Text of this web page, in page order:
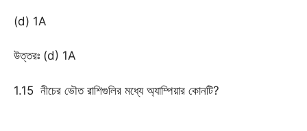
(d) 1A
উত্তরঃ (d) 1A
1.15 নীচের ভৌত রাশিগুলির মধ্যে অ্যাম্পিয়ার কোনটি?